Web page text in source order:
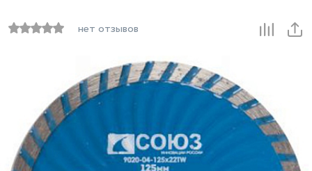
нет отзывов